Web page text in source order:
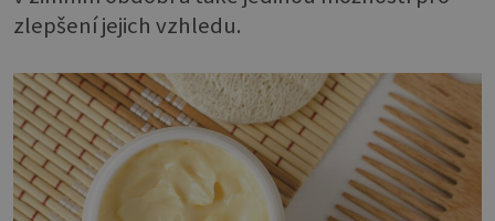
zlepšení jejich vzhledu.